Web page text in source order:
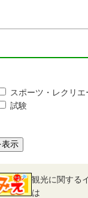
スポーツ・レクリ
試験
表示
観光に関する
は